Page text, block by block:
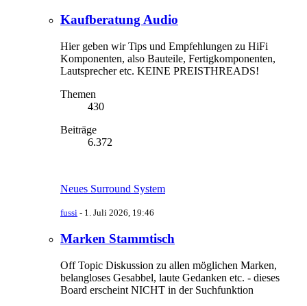
Kaufberatung Audio
Hier geben wir Tips und Empfehlungen zu HiFi
Komponenten, also Bauteile, Fertigkomponenten,
Lautsprecher etc. KEINE PREISTHREADS!
Themen
430
Beiträge
6.372
Neues Surround System
fussi - 1. Juli 2026, 19:46
Marken Stammtisch
Off Topic Diskussion zu allen möglichen Marken,
belangloses Gesabbel, laute Gedanken etc. - dieses
Board erscheint NICHT in der Suchfunktion